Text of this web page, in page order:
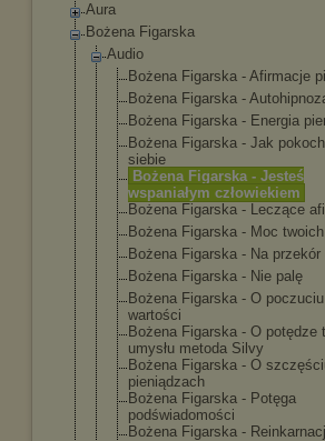
Aura
Bożena Figarska
Audio
Bożena Figarska - Afirmacje
Bożena Figarska -
Bożena Figarska - Energia
Bożena Figarska - Jak
siebie
Bożena Figarska - Jesteś
wspaniałym człowiekiem
Bożena Figarska - Leczące
Bożena Figarska - Moc
Bożena Figarska - Na przekór
Bożena Figarska - Nie palę
Bożena Figarska - O poczuciu
wartości
Bożena Figarska - O potędze
umysłu metoda Silvy
Bożena Figarska - O
pieniądzach
Bożena Figarska - Potęga
podświadomości
Bożena Figarska - Reinkarnacj